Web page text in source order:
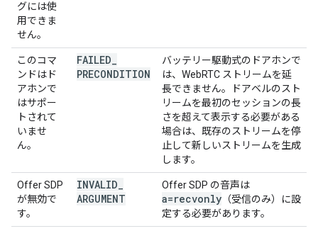
グには使
用できま
せん。
このコマ
ンドはド
アホンで
はサポー
トされて
いませ
ん。
FAILED
PRECONDITION
バッテリー駆動式のドアホンで
は、WebRTC ストリームを延
長できません。ドアベルのスト
リームを最初のセッションの長
さを超えて表示する必要がある
場合は、既存のストリームを停
止して新しいストリームを生成
します。
Offer SDP
が無効で
す。
INVALID
ARGUMENT
Offer SDP の音声は
a=recvonly （受信のみ）に設
定する必要があります。